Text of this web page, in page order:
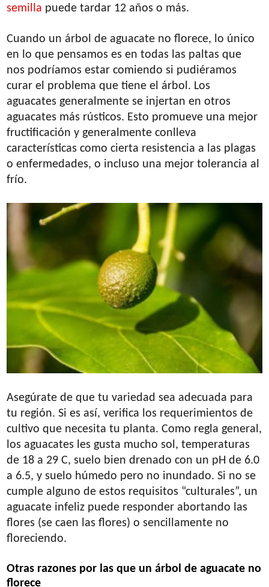
semilla puede tardar 12 años o más.
Cuando un árbol de aguacate no florece, lo único
en lo que pensamos es en todas las paltas que
nos podríamos estar comiendo si pudiéramos
curar el problema que tiene el árbol. Los
aguacates generalmente se injertan en otros
aguacates más rústicos. Esto promueve una mejor
fructificación y generalmente conlleva
características como cierta resistencia a las plagas
o enfermedades, o incluso una mejor tolerancia al
frío.
Asegúrate de que tu variedad sea adecuada para
tu región. Si es así, verifica los requerimientos de
cultivo que necesita tu planta. Como regla general,
los aguacates les gusta mucho sol, temperaturas
de 18 a 29 C, suelo bien drenado con un pH de 6.0
a 6.5, y suelo húmedo pero no inundado. Si no se
cumple alguno de estos requisitos “culturales”, un
aguacate infeliz puede responder abortando las
flores (se caen las flores) o sencillamente no
floreciendo.
Otras razones por las que un árbol de aguacate no
florece